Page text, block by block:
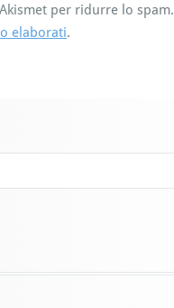
per ridurre lo spam.
elaborati.